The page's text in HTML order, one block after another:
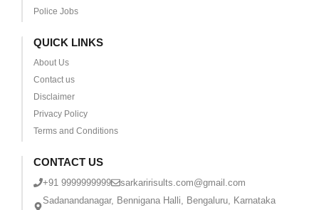
Police Jobs
QUICK LINKS
About Us
Contact us
Disclaimer
Privacy Policy
Terms and Conditions
CONTACT US
+91 9999999999
sarkaririsults.com@gmail.com
Sadanandanagar, Bennigana Halli, Bengaluru, Karnataka